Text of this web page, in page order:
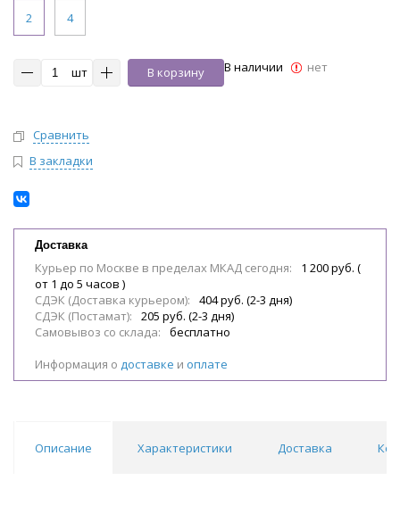
2
4
шт В корзину В наличии нет
Сравнить
В закладки
Доставка
Курьер по Москве в пределах МКАД сегодня:
1 200 руб. (
от 1 до 5 часов )
СДЭК (Доставка курьером):
404 руб. (2-3 дня)
СДЭК (Постамат):
205 руб. (2-3 дня)
Самовывоз со склада:
бесплатно
Информация о доставке и оплате
Описание Характеристики Доставка